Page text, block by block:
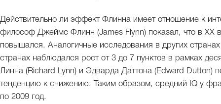
Действительно ли эффект Флинна имеет отношение к
философ Джеймс Флинн (James Flynn) показал, что в XX
повышался. Аналогичные исследования в других
странах наблюдался рост от 3 до 7 пунктов в рамках
Линна (Richard Lynn) и Эдварда Даттона (Edward Dutton)
тенденцию к снижению. Таким образом, средний IQ у
по 2009 год.